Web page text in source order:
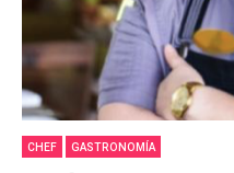
CHEF GASTRONOMÍA